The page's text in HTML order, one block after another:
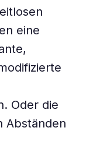
eine
Oder die
Abständen